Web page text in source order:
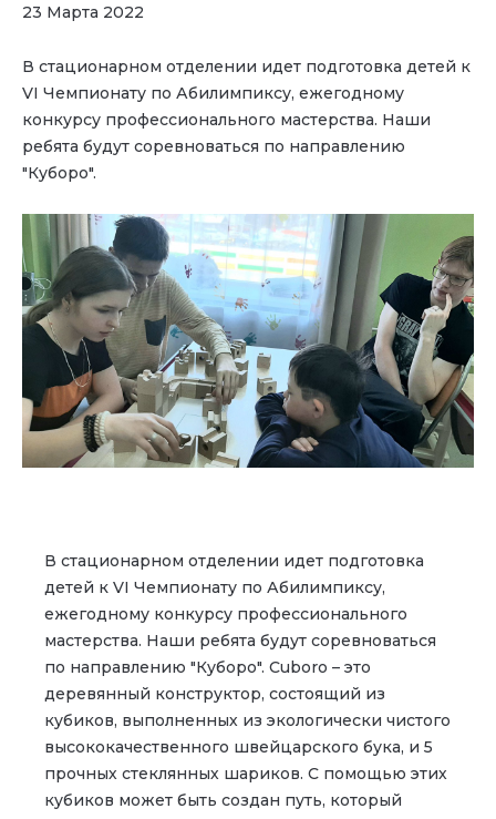
23 Марта 2022
В стационарном отделении идет подготовка детей к
VI Чемпионату по Абилимпиксу, ежегодному
конкурсу профессионального мастерства. Наши
ребята будут соревноваться по направлению
"Куборо".
В стационарном отделении идет подготовка
детей к VI Чемпионату по Абилимпиксу,
ежегодному конкурсу профессионального
мастерства. Наши ребята будут соревноваться
по направлению "Куборо". Cuboro – это
деревянный конструктор, состоящий из
кубиков, выполненных из экологически чистого
высококачественного швейцарского бука, и 5
прочных стеклянных шариков. С помощью этих
кубиков может быть создан путь, который